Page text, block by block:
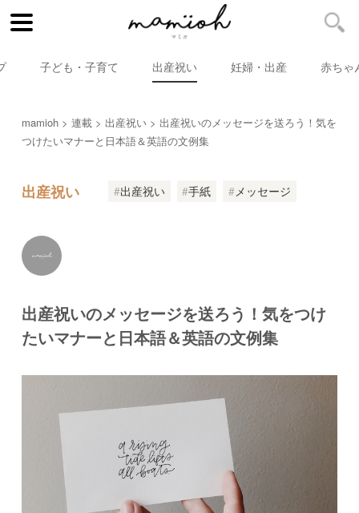
子ども・子育て 出産祝い 妊婦・出産 赤ちゃ
mamioh 連載 出産祝い
出産祝いのメッセージを送ろう！気を
つけたいマナーと日本語＆英語の文例集
出産祝い 出産祝い 手紙 メッセージ
出産祝いのメッセージを送ろう！気をつけ
たいマナーと日本語＆英語の文例集